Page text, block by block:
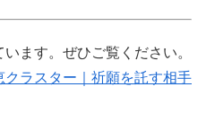
ます。ぜひご覧ください。
ラスター｜祈願を託す相手